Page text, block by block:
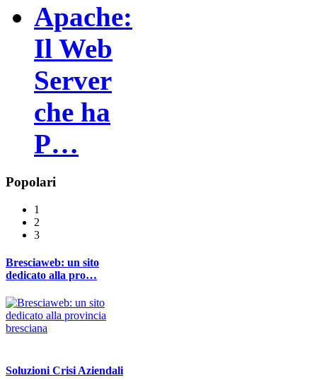
Apache:
Il Web
Server
che ha
P…
Popolari
1
2
3
Bresciaweb: un sito
dedicato alla pro…
Soluzioni Crisi Aziendali